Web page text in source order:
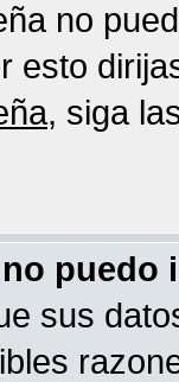
no
esto
, siga
puedo
sus